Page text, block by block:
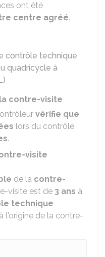
ont été
centre agréé.
contrôle technique
quadricycle à
contre-visite
vérifie que
lors du contrôle
.
visite
de la contre-
visite est de 3 ans à
technique
à l'origine de la contre-